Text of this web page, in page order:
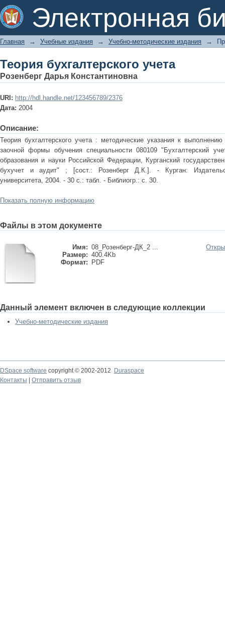
Электронная
Теория бухгалтерского учета
Главная → Учебные издания → Учебно-методические издания →
Теория бухгалтерского учета
Розенберг Дарья Константиновна
URI: http://hdl.handle.net/123456789/2376
Дата: 2004
Описание:
Теория бухгалтерского учета : методические указания к
заочной формы обучения специальности 080109 "Бухгалтерский
образования и науки Российской Федерации, Курганский
бухучет и аудит" ; [сост.: Розенберг Д.К.]. - Курган:
университета, 2004. - 30 с.: табл. - Библиогр.: с. 30.
Показать полную информацию
Файлы в этом документе
Имя: 08_Розенберг-ДК_2 ...
Размер: 400.4Kb
Формат:
PDF
Данный элемент включен в следующие коллекции
Учебно-методические издания
DSpace software copyright © 2002-2012
Duraspace
Контакты
Отправить отзыв